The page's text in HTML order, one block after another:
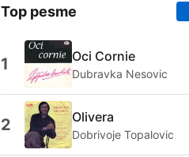
Top pesme
1 Oci Cornie
Dubravka Nesovic
2 Olivera
Dobrivoje Topalovic